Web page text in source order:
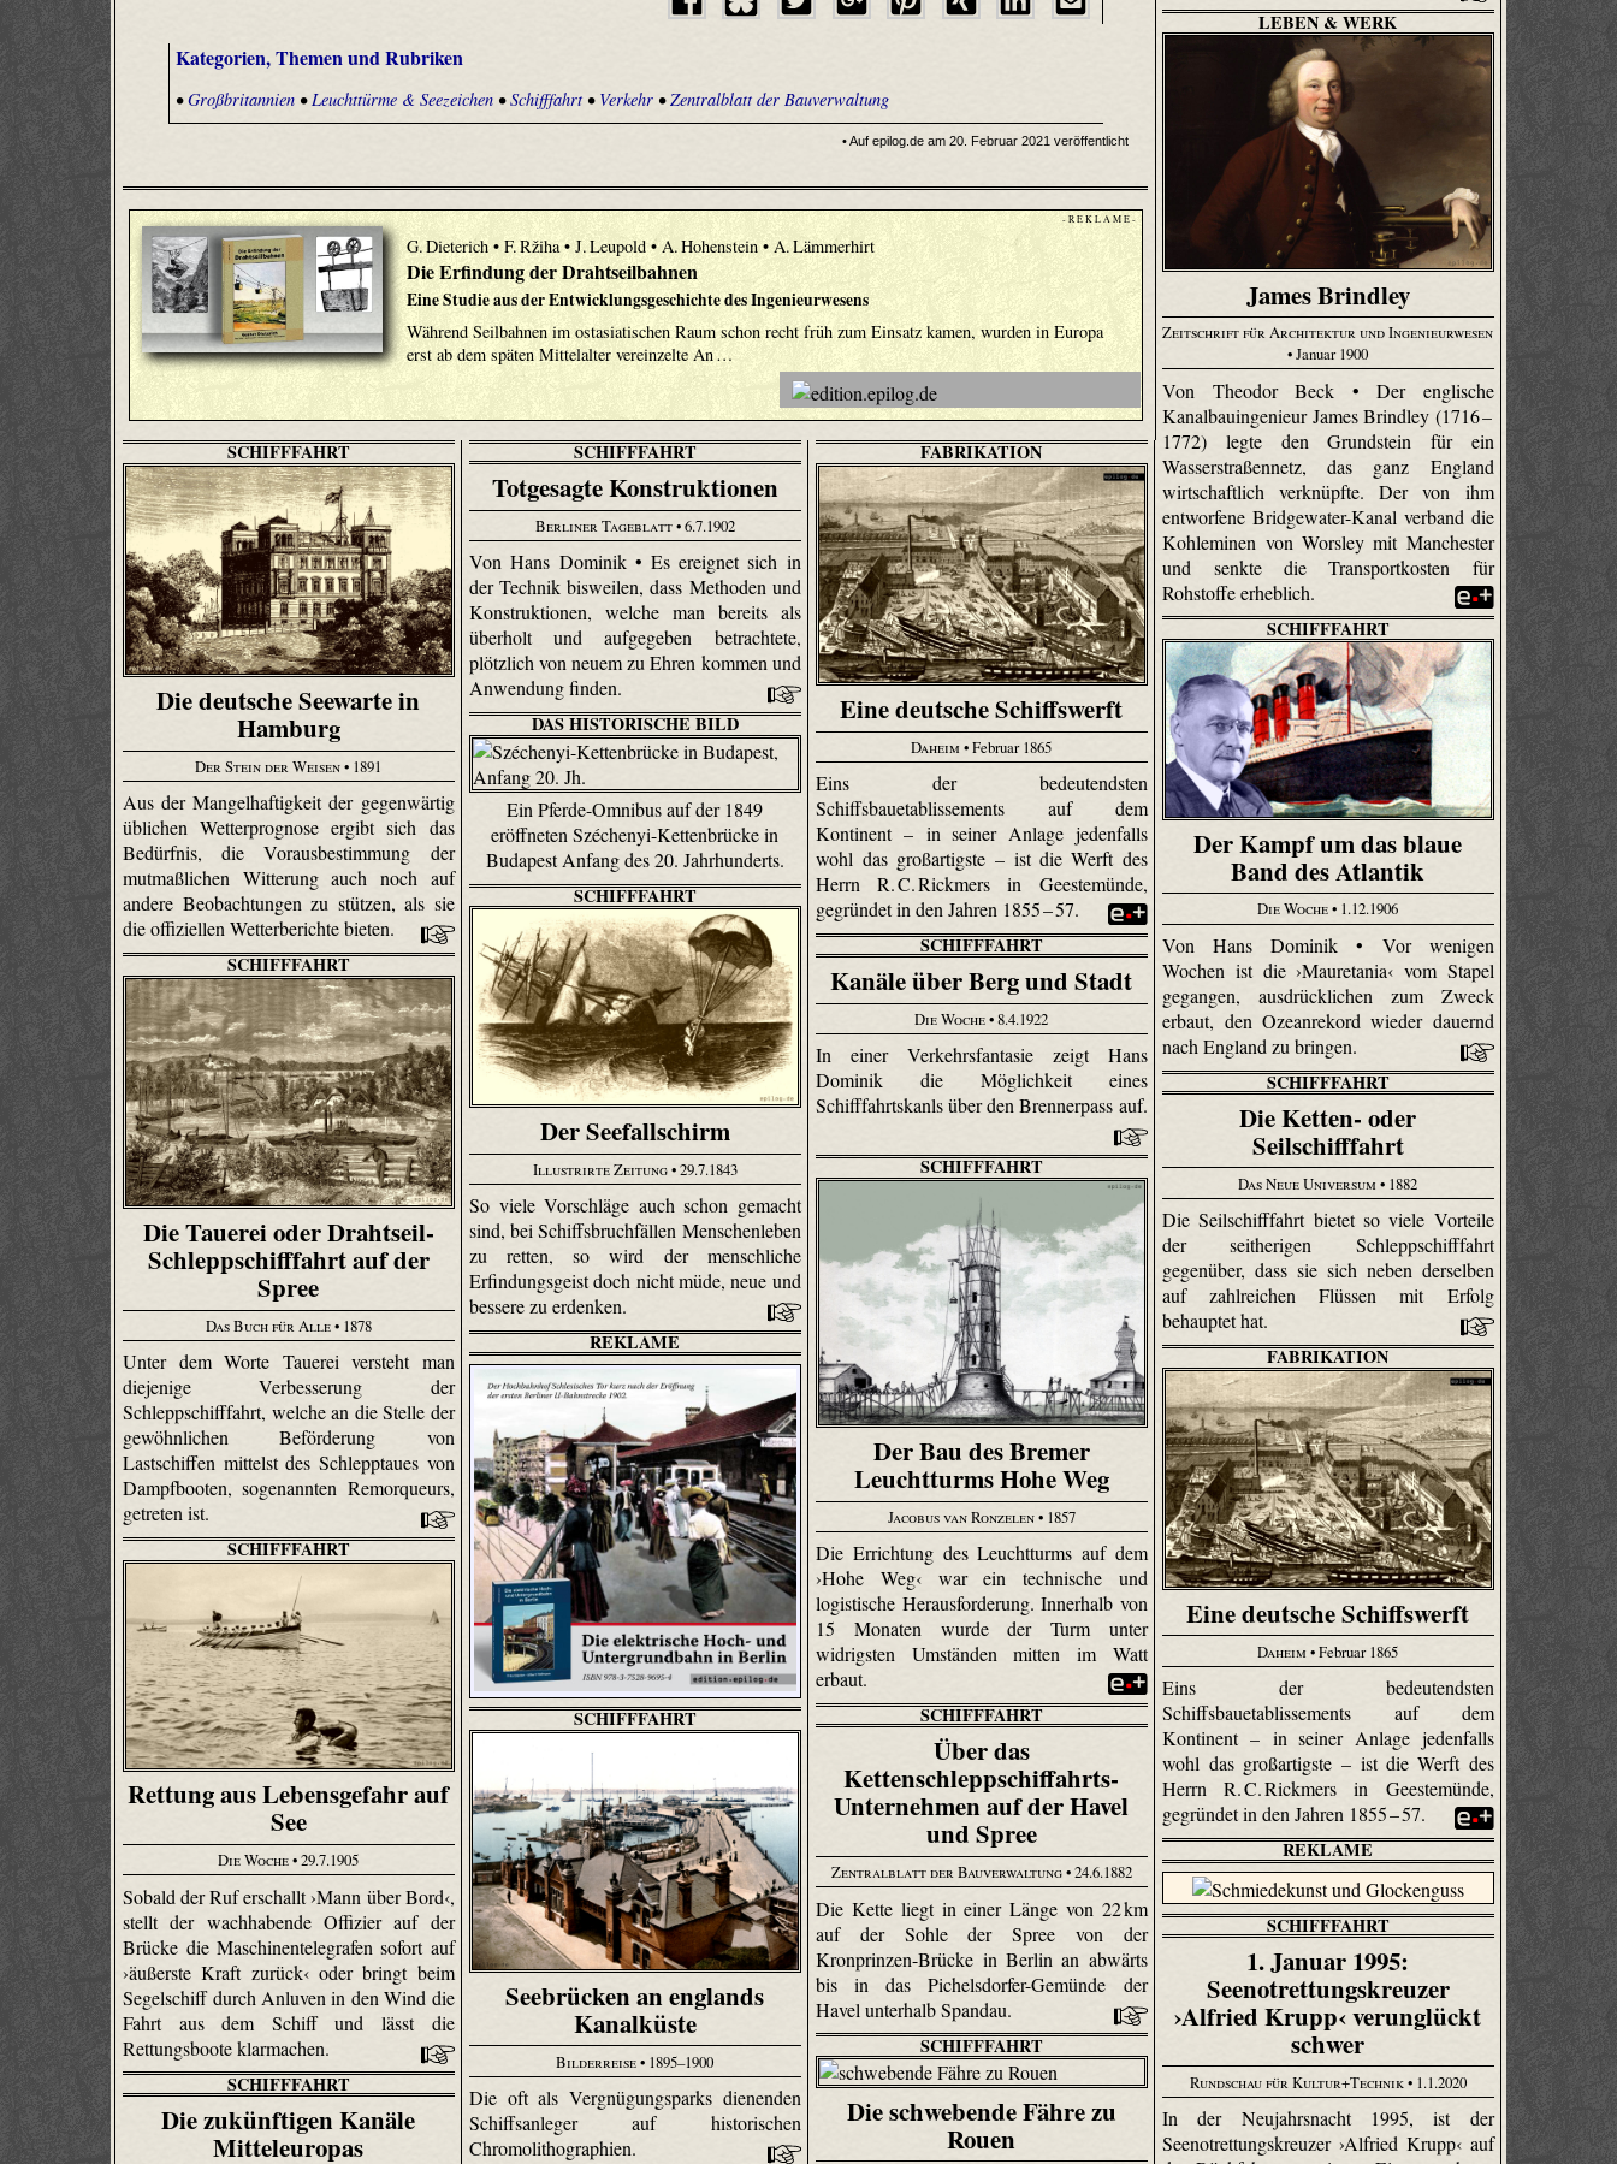
Kategorien, Themen und Rubriken
•Großbritannien •Leuchttürme & Seezeichen •Schifffahrt • Verkehr •Zentralblatt der Bauverwaltung
• Auf epilog.de am 20. Februar 2021 veröffentlicht
- R E K L A M E -
G. Dieterich • F. Ržiha • J. Leupold • A. Hohenstein • A. Lämmerhirt
Die Erfindung der Drahtseilbahnen
Eine Studie aus der Entwicklungsgeschichte des Ingenieurwesens
Während Seilbahnen im ostasiatischen Raum schon recht früh zum Einsatz kamen, wurden in Europa
erst ab dem späten Mittelalter vereinzelte An …
LEBEN & WERK
James Brindley
Zeitschrift für Architektur und Ingenieurwesen
• Januar 1900
Von Theodor Beck • Der englische
Kanalbauingenieur James Brindley (1716 –
1772) legte den Grundstein für ein
Wasserstraßennetz, das ganz England
wirtschaftlich verknüpfte. Der von ihm
entworfene Bridge­water-Kanal verband die
Kohleminen von Worsley mit Manchester
und senkte die Transportkosten für
Rohstoffe erheblich.
SCHIFFFAHRT
Die deutsche Seewarte in
Hamburg
Der Stein der Weisen• 1891
Aus der Mangelhaftigkeit der gegenwärtig
üblichen Wetterprognose ergibt sich das
Bedürfnis, die Vorausbestimmung der
mutmaßlichen Witterung auch noch auf
andere Beobachtungen zu stützen, als sie
die offiziellen Wetterberichte bieten.
SCHIFFFAHRT
Totgesagte Konstruktionen
Berliner Tageblatt• 6.7.1902
Von Hans Dominik • Es ereignet sich in
der Technik bisweilen, dass Methoden und
Konstruktionen, welche man bereits als
überholt und aufgegeben betrachtete,
plötzlich von neuem zu Ehren kommen und
Anwendung finden.
FABRIKATION
Eine deutsche Schiffswerft
Daheim• Februar 1865
Eins der bedeutendsten
Schiffsbauetablissements auf dem
Kontinent – in seiner Anlage jedenfalls
wohl das großartigste – ist die Werft des
Herrn R. C. Rickmers in Geestemünde,
gegründet in den Jahren 1855 – 57.
SCHIFFFAHRT
Der Kampf um das blaue
Band des Atlantik
Die Woche• 1.12.1906
Von Hans Dominik • Vor wenigen
Wochen ist die ›Mauretania‹ vom Stapel
gegangen, ausdrücklichen zum Zweck
erbaut, den Ozeanrekord wieder dauernd
nach England zu bringen.
DAS HISTORISCHE BILD
Ein Pferde-Omnibus auf der 1849
eröffneten Széchenyi-Kettenbrücke in
Budapest Anfang des 20. Jahrhunderts.
SCHIFFFAHRT
Der Seefallschirm
Illustrirte Zeitung• 29.7.1843
So viele Vorschläge auch schon gemacht
sind, bei Schiffsbruchfällen Menschenleben
zu retten, so wird der menschliche
Erfindungsgeist doch nicht müde, neue und
bessere zu erdenken.
SCHIFFFAHRT
Kanäle über Berg und Stadt
Die Woche• 8.4.1922
In einer Verkehrsfantasie zeigt Hans
Dominik die Möglichkeit eines
Schifffahrtskanls über den Brennerpass auf.
SCHIFFFAHRT
Die Tauerei oder Drahtseil-
Schleppschifffahrt auf der
Spree
Das Buch für Alle• 1878
Unter dem Worte Tauerei versteht man
diejenige Verbesserung der
Schleppschifffahrt, welche an die Stelle der
gewöhnlichen Beförderung von
Lastschiffen mittelst des Schlepptaues von
Dampfbooten, sogenannten Remorqueurs,
getreten ist.
SCHIFFFAHRT
Die Ketten- oder
Seilschifffahrt
Das Neue Universum • 1882
Die Seilschifffahrt bietet so viele Vorteile
der seitherigen Schleppschifffahrt
gegenüber, dass sie sich neben derselben
auf zahlreichen Flüssen mit Erfolg
behauptet hat.
SCHIFFFAHRT
Der Bau des Bremer
Leuchtturms Hohe Weg
Jacobus van Ronzelen• 1857
Die Errichtung des Leuchtturms auf dem
›Hohe Weg‹ war ein technische und
logistische Herausforderung. Innerhalb von
15 Monaten wurde der Turm unter
widrigsten Umständen mitten im Watt
erbaut.
REKLAME
SCHIFFFAHRT
Seebrücken an englands
Kanalküste
Bilderreise• 1895–1900
Die oft als Vergnügungsparks dienenden
Schiffsanleger auf historischen
Chromolithographien.
FABRIKATION
Eine deutsche Schiffswerft
Daheim• Februar 1865
Eins der bedeutendsten
Schiffsbauetablissements auf dem
Kontinent – in seiner Anlage jedenfalls
wohl das großartigste – ist die Werft des
Herrn R. C. Rickmers in Geestemünde,
gegründet in den Jahren 1855 – 57.
SCHIFFFAHRT
Rettung aus Lebensgefahr auf
See
Die Woche• 29.7.1905
Sobald der Ruf erschallt ›Mann über Bord‹,
stellt der wachhabende Offizier auf der
Brücke die Maschinentelegrafen sofort auf
›äußerste Kraft zurück‹ oder bringt beim
Segelschiff durch Anluven in den Wind die
Fahrt aus dem Schiff und lässt die
Rettungsboote klarmachen.
SCHIFFFAHRT
Über das
Kettenschleppschiffahrts-
Unternehmen auf der Havel
und Spree
Zentralblatt der Bauverwaltung• 24.6.1882
Die Kette liegt in einer Länge von 22 km
auf der Sohle der Spree von der
Kronprinzen-Brücke in Berlin an abwärts
bis in das Pichelsdorfer-Gemünde der
Havel unterhalb Spandau.
REKLAME
SCHIFFFAHRT
1. Januar 1995:
Seenotrettungskreuzer
›Alfried Krupp‹ verunglückt
schwer
Rundschau für Kultur+Technik• 1.1.2020
In der Neujahrsnacht 1995, ist der
Seenotrettungskreuzer ›Alfried Krupp‹ auf
SCHIFFFAHRT
Die schwebende Fähre zu
Rouen
SCHIFFFAHRT
Die zukünftigen Kanäle
Mitteleuropas